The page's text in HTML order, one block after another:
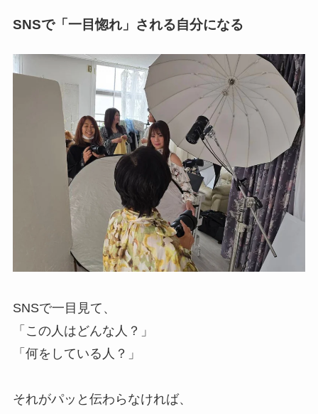
SNSで「一目惚れ」される自分になる
SNSで一目見て、
「この人はどんな人？」
「何をしている人？」
それがパッと伝わらなければ、